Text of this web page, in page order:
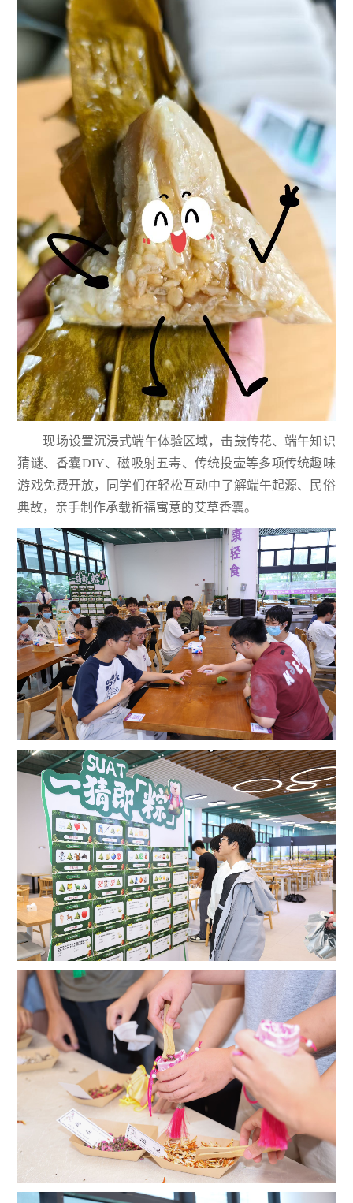
现场设置沉浸式端午体验区域，击鼓传花、端午知识
猜谜、香囊DIY、磁吸射五毒、传统投壶等多项传统趣味
游戏免费开放，同学们在轻松互动中了解端午起源、民俗
典故，亲手制作承载祈福寓意的艾草香囊。